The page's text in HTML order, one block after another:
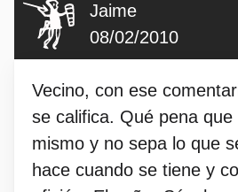
Jaime
08/02/2010
Vecino, con ese
se califica. Qué pena
mismo y no sepa lo que
hace cuando se tiene y